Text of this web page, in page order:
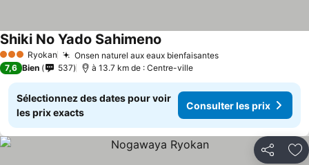
3 ÉtoilesRyokan Onsen naturel aux eaux bienfaisantes
Shiki No Yado Sahimeno
7,6 Bien 537 à 13.7 km de : Centre-ville
Sélectionnez des dates pour voir
les prix exacts
Consulter les prix
Partager